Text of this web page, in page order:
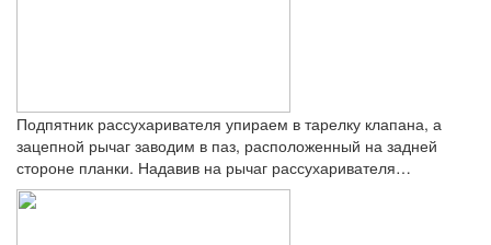
Подпятник рассухаривателя упираем в тарелку клапана, а
зацепной рычаг заводим в паз, расположенный на задней
стороне планки. Надавив на рычаг рассухаривателя…